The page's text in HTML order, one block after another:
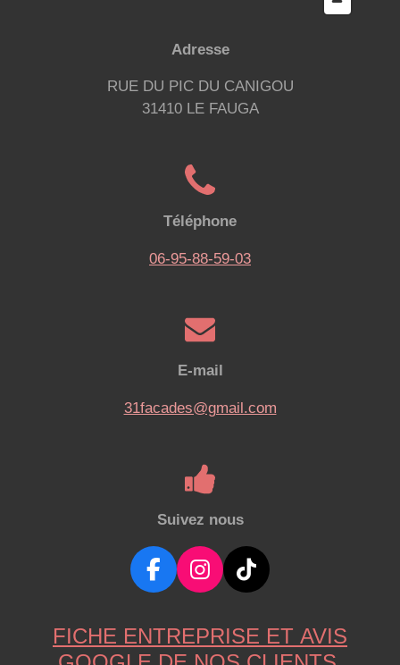
Adresse
RUE DU PIC DU CANIGOU
31410 LE FAUGA
Téléphone
06-95-88-59-03
E-mail
31facades@gmail.com
Suivez nous
F
e
I
t
T
T
FICHE ENTREPRISE ET AVIS